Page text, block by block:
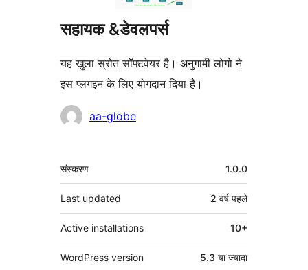
सहायक &डेवलपर्स
यह खुला स्रोत सॉफ्टवेयर है। अनुगामी लोगो ने
इस प्लगइन के लिए योगदान दिया है।
योगदानकर्ताaa-globe
मेटा
संस्करण 1.0.0
Last updated 2 वर्ष पहले
Active installations 10+
WordPress version 5.3 या ज्यादा